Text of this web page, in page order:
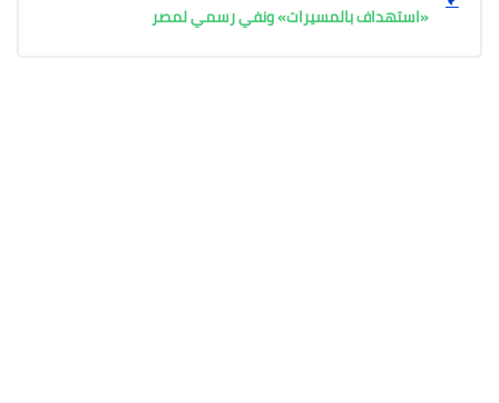
«استهداف بالمسيرات» ونفي رسمي لمصر